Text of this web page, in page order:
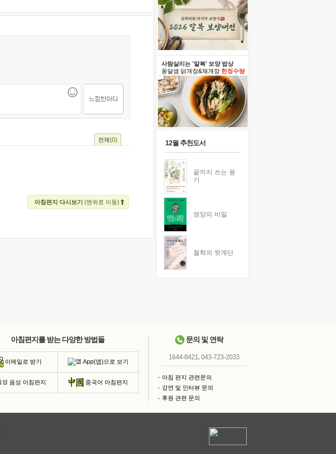
전체 (0)
아침편지 다시보기 (맨위로 이동)
사람살리는 '말복' 보양 밥상
옹달샘 닭개장&채개장 한정수량
12월 추천도서
끝까지 쓰는 용
기
영양의 비밀
철학의 뒷계단
아침편지를 받는 다양한 방법들
이메일로 받기 App(앱)으로 보기
음성 아침편지 중국어 아침편지
문의 및 연락
1644-8421, 043-723-2033
아침 편지 관련문의
강연 및 인터뷰 문의
후원 관련 문의